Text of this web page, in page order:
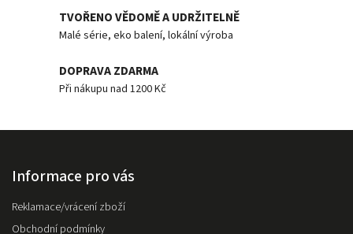
TVOŘENO VĚDOMĚ A UDRŽITELNĚ
Malé série, eko balení, lokální výroba
DOPRAVA ZDARMA
Při nákupu nad 1200 Kč
Informace pro vás
Reklamace/vrácení zboží
Obchodní podmínky